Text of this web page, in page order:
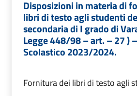
Disposizioni in materia di
libri di testo agli studenti
secondaria di I grado di
Legge 448/98 – art. – 27 )
Scolastico 2023/2024.
Fornitura dei libri di testo agli